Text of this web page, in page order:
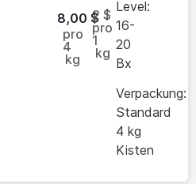
8,00 $
pro
4
kg
2 $
pro
1
kg
Level:
16-
20
Bx
Verpackung:
Standard
4 kg
Kisten